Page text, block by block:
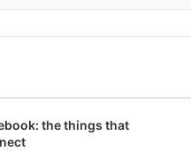
the things that